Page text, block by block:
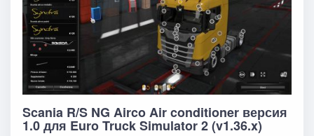
Scania R/S NG Airco Air conditioner версия
1.0 для Euro Truck Simulator 2 (v1.36.x)